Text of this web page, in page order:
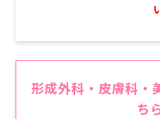
形成外科・皮膚科・
ち